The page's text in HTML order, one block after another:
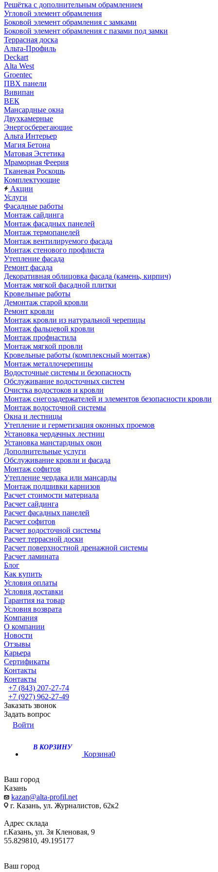
Решётка с дополнительным обрамлением
Угловой элемент обрамления
Боковой элемент обрамления с замками
Боковой элемент обрамления с пазами под замки
Террасная доска
Альта-Профиль
Deckart
Alta West
Groentec
ПВХ панели
Вивипан
ВЕК
Мансардные окна
Двухкамерные
Энергосберегающие
Альта Интерьер
Магия Бетона
Матовая Эстетика
Мраморная Феерия
Тканевая Роскошь
Комплектующие
Акции
Услуги
Фасадные работы
Монтаж сайдинга
Монтаж фасадных панелей
Монтаж термопанелей
Монтаж вентилируемого фасада
Монтаж стенового профлиста
Утепление фасада
Ремонт фасада
Декоративная облицовка фасада (камень, кирпич)
Монтаж мягкой фасадной плитки
Кровельные работы
Демонтаж старой кровли
Ремонт кровли
Монтаж кровли из натуральной черепицы
Монтаж фальцевой кровли
Монтаж профнастила
Монтаж мягкой провли
Кровельные работы (комплексный монтаж)
Монтаж металлочерепицы
Водосточные системы и безопасность
Обслуживание водосточных систем
Очистка водостоков и кровли
Монтаж снегозадержателей и элементов безопасности кровли
Монтаж водосточной системы
Окна и лестницы
Утепление и герметизация оконных проемов
Установка чердачных лестниц
Установка манстардных окон
Дополнительные услуги
Обслуживание кровли и фасада
Монтаж софитов
Утепление чердака или мансарды
Монтаж подшивки карнизов
Расчет стоимости материала
Расчет сайдинга
Расчет фасадных панелей
Расчет софитов
Расчет водосточной системы
Расчет террасной доски
Расчет поверхностной дренажной системы
Расчет ламината
Блог
Как купить
Условия оплаты
Условия доставки
Гарантия на товар
Условия возврата
Компания
О компании
Новости
Отзывы
Карьера
Сертификаты
Контакты
Контакты
+7 (843) 207-27-74
+7 (927) 962-27-49
Заказать звонок
Задать вопрос
Войти
В КОРЗИНУ
Корзина0
Ваш город
Казань
kazan@alta-profil.net
г. Казань, ул. Журналистов, 62к2
Адрес склада
г.Казань, ул. 3я Кленовая, 9
55.829810, 49.195177
Ваш город